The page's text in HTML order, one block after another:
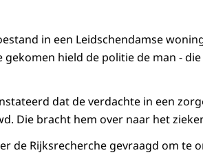
in een Leidschendamse
hield de politie de man -
dat de verdachte in een
Die bracht hem over naar het
de Rijksrecherche gevraagd om te